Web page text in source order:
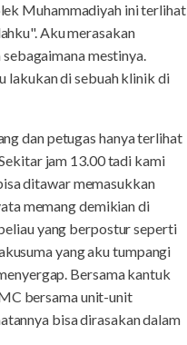
Muhammadiyah ini terlihat
Aku merasakan
mestinya.
lakukan di sebuah klinik di
dan petugas hanya terlihat
jam 13.00 tadi kami
ditawar memasukkan
memang demikian di
yang berpostur seperti
yang aku tumpangi
Bersama kantuk
bersama unit-unit
bisa dirasakan dalam